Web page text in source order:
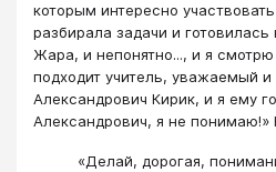
которым интересно
разбирала задачи и готовилась
Жара, и непонятно..., и я смотрю
подходит учитель, уважаемый
Александрович Кирик, и я ему
Александрович, я не понимаю!»
«Делай, дорогая,